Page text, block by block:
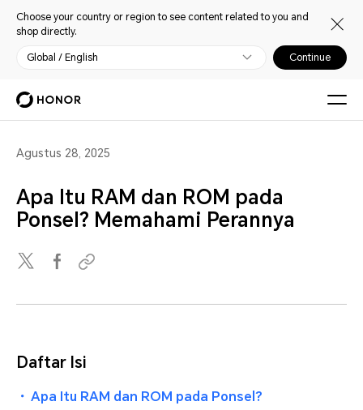
Choose your country or region to see content related to you and
shop directly.
Global / English Continue
Agustus 28, 2025
Apa Itu RAM dan ROM pada
Ponsel? Memahami Perannya
Daftar Isi
・ Apa Itu RAM dan ROM pada Ponsel?